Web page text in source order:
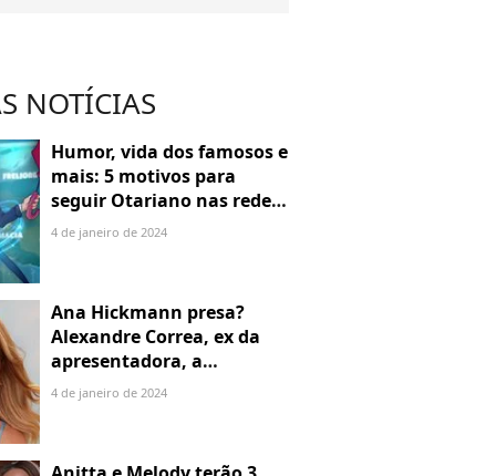
NOTÍCIAS
Humor, vida dos famosos e
mais: 5 motivos para
seguir Otariano nas redes
sociais
4 de janeiro de 2024
Ana Hickmann presa?
Alexandre Correa, ex da
apresentadora, a
denuncia por alienação
parental
4 de janeiro de 2024